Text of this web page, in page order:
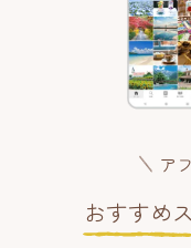
ア
おすすめ